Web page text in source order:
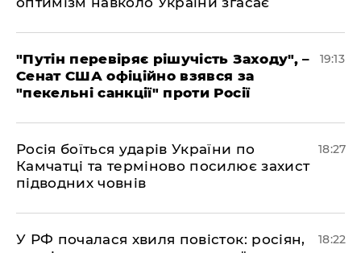
​"Путін перевіряє рішучість Заходу", –
Сенат США офіційно взявся за
"пекельні санкції" проти Росії
19:13
​Росія боїться ударів України по
Камчатці та терміново посилює захист
підводних човнів
18:27
​У РФ почалася хвиля повісток: росіян,
18:22